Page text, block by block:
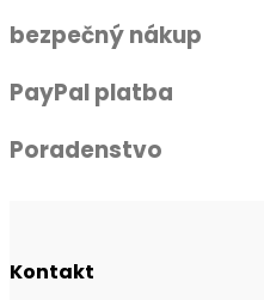
bezpečný nákup
PayPal platba
Poradenstvo
Kontakt